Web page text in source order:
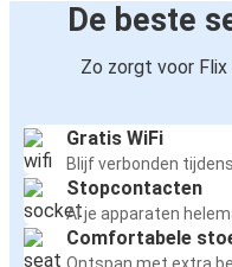
De beste
Zo zorgt voor
Gratis WiFi
Blijf verbonden
Stopcontacten
Al je apparaten
Comfortabele